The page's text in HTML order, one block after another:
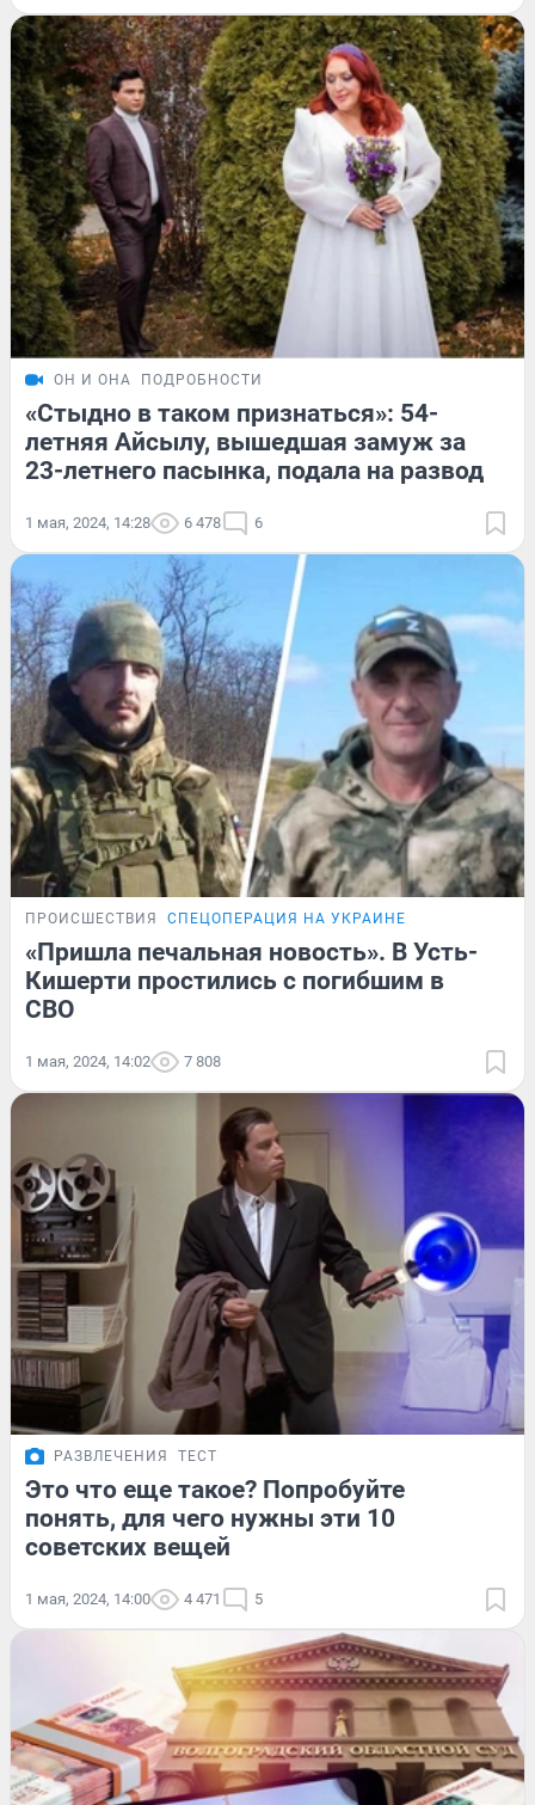
ОН И ОНА ПОДРОБНОСТИ
«Стыдно в таком признаться»: 54-
летняя Айсылу, вышедшая замуж за
23-летнего пасынка, подала на развод
1 мая, 2024, 14:28 6 478 6
ПРОИСШЕСТВИЯ СПЕЦОПЕРАЦИЯ НА УКРАИНЕ
«Пришла печальная новость». В Усть-
Кишерти простились с погибшим в
СВО
1 мая, 2024, 14:02 7 808
РАЗВЛЕЧЕНИЯ ТЕСТ
Это что еще такое? Попробуйте
понять, для чего нужны эти 10
советских вещей
1 мая, 2024, 14:00 4 471 5